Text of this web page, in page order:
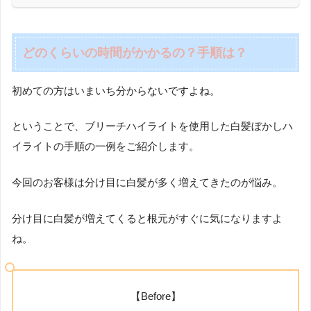
どのくらいの時間がかかるの？手順は？
初めての方はいまいち分からないですよね。
ということで、ブリーチハイライトを使用した白髪ぼかしハ
イライトの手順の一例をご紹介します。
今回のお客様は分け目に白髪が多く増えてきたのが悩み。
分け目に白髪が増えてくると根元がすぐに気になりますよ
ね。
【Before】